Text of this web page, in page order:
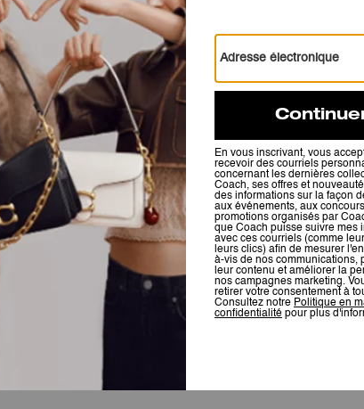
Vous Aimerez Aussi
Tabby Shoulder Bag 26 Waverly Bag